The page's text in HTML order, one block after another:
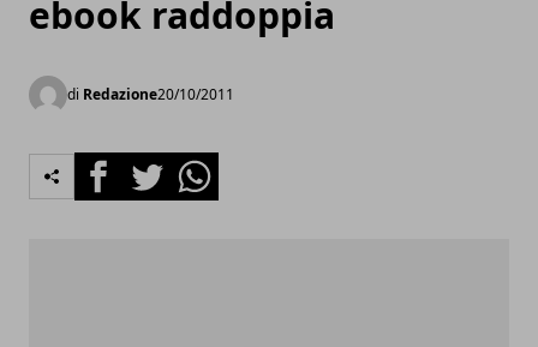
ebook raddoppia
di Redazione20/10/2011
FacebookTwitterWhatsapp